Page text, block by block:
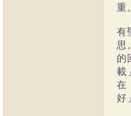
重
有
思
的
載
在
好